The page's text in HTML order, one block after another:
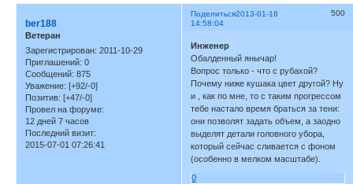
Поделиться 500
2013-01-16
14:58:04
ber188
Ветеран
Зарегистрирован: 2011-10-29
Приглашений: 0
Сообщений: 875
Уважение: [+92/-0]
Позитив: [+47/-0]
Провел на форуме:
12 дней 7 часов
Последний визит:
2015-07-01 07:26:41
Инженер
Обалденный янычар!
Вопрос только - что с рубахой?
Почему ниже кушака цвет другой? Ну
и , как по мне, то с таким прогрессом
тебе настало время браться за тени:
они позволят задать объем, а заодно
выделят детали головного убора,
который сейчас сливается с фоном
(особенно в мелком масштабе).
0